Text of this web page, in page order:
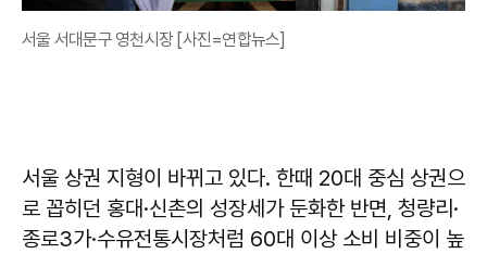
서울 서대문구 영천시장 [사진=연합뉴스]
서울 상권 지형이 바뀌고 있다. 한때 20대 중심 상권으
로 꼽히던 홍대·신촌의 성장세가 둔화한 반면, 청량리·
종로3가·수유전통시장처럼 60대 이상 소비 비중이 높